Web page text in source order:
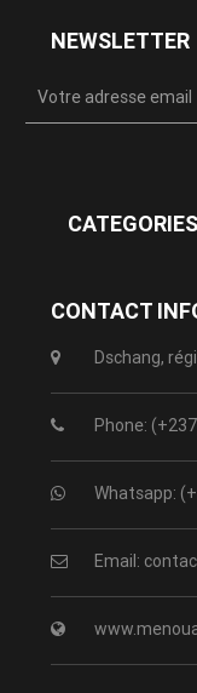
NEWSLETTER
CONTACT
Dschang,
Phone:
Whatsapp:
Email: